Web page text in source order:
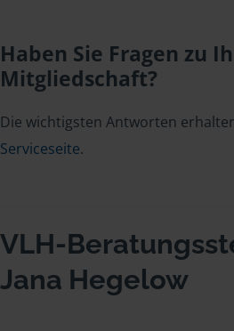
Haben Sie Fragen zu
Mitgliedschaft?
Die wichtigsten Antworten
Serviceseite.
VLH-
Jana Hegelow